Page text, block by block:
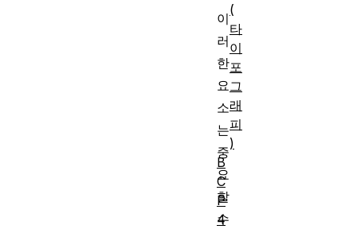
이
러
한
요
소
는
중
요
할
수
(
타
이
포
그
래
피
)
B
C
P
4